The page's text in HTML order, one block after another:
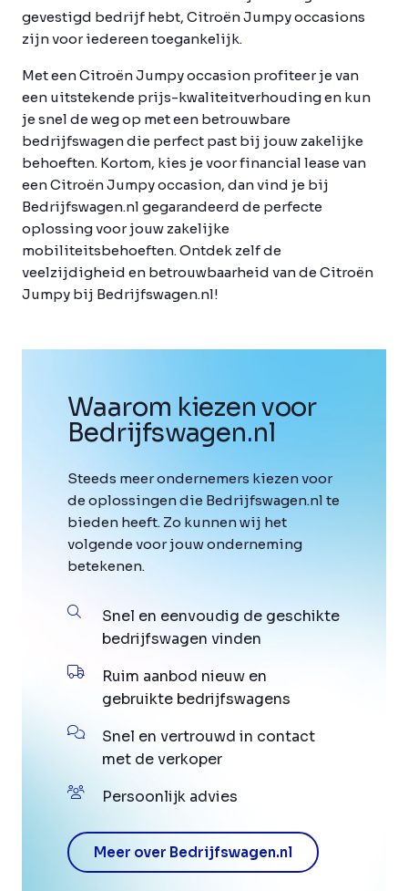
gevestigd bedrijf hebt, Citroën Jumpy occasions
zijn voor iedereen toegankelijk.
Met een Citroën Jumpy occasion profiteer je van
een uitstekende prijs-kwaliteitverhouding en kun
je snel de weg op met een betrouwbare
bedrijfswagen die perfect past bij jouw zakelijke
behoeften. Kortom, kies je voor financial lease van
een Citroën Jumpy occasion, dan vind je bij
Bedrijfswagen.nl gegarandeerd de perfecte
oplossing voor jouw zakelijke
mobiliteitsbehoeften. Ontdek zelf de
veelzijdigheid en betrouwbaarheid van de Citroën
Jumpy bij Bedrijfswagen.nl!
Waarom kiezen voor
Bedrijfswagen.nl
Steeds meer ondernemers kiezen voor
de oplossingen die Bedrijfswagen.nl te
bieden heeft. Zo kunnen wij het
volgende voor jouw onderneming
betekenen.
Snel en eenvoudig de geschikte
bedrijfswagen vinden
Ruim aanbod nieuw en
gebruikte bedrijfswagens
Snel en vertrouwd in contact
met de verkoper
Persoonlijk advies
Meer over Bedrijfswagen.nl